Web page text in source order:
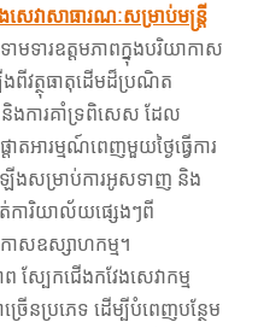
សេវាសាធារណៈសម្រាប់មន្រ្តី
មទារឧត្តមភាពក្នុងបរិយាកាស
ងពីវត្ថុធាតុដើមដ៏ប្រណិត
ងការគាំទ្រពិសេស ដែល
តអារម្មណ៍ពេញមួយថ្ងៃធ្វើការ
ើងសម្រាប់ការអូសទាញ និង
ារិយាល័យផ្សេងៗពី
ាសឧស្សាហកម្ម។
ែកជើងកវែងសេវាកម្ម
រើនប្រភេទ ដើម្បីបំពេញបន្ថែម